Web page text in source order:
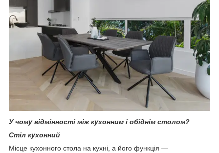
У чому відмінності між кухонним і обіднім столом?
Стіл кухонний
Місце кухонного стола на кухні, а його функція —